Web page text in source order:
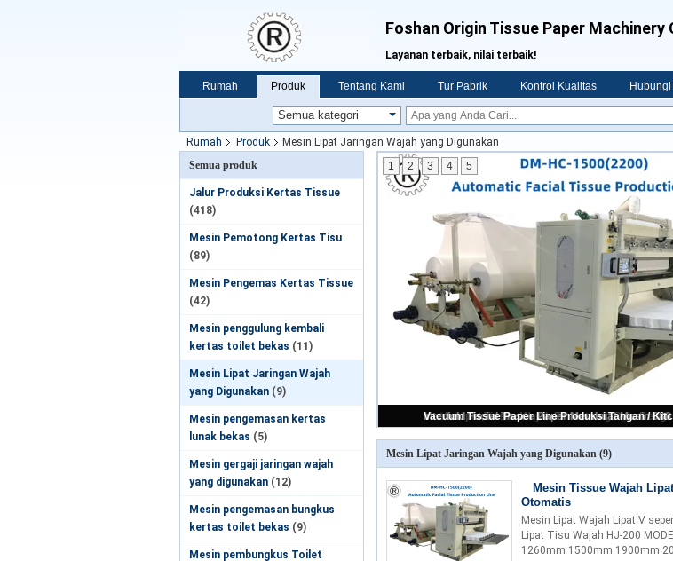
Foshan Origin Tissue Paper Machinery
Layanan terbaik, nilai terbaik!
Rumah Produk Tentang Kami Tur Pabrik Kontrol Kualitas
Rumah Produk
Mesin Lipat Jaringan Wajah yang Digunakan
Semua produk
Jalur Produksi Kertas Tissue
(418)
Mesin Pemotong Kertas Tisu
(89)
Mesin Pengemas Kertas Tissue
(42)
Mesin penggulung kembali
kertas toilet bekas (11)
Mesin Lipat Jaringan Wajah
yang Digunakan (9)
Mesin pengemasan kertas
lunak bekas (5)
Mesin gergaji jaringan wajah
yang digunakan (12)
Mesin pengemasan bungkus
kertas toilet bekas (9)
Mesin pembungkus Toilet
1 2 3 4 5
Mesin Lipat Jaringan Wajah yang Digunakan (9)
Mesin Tissue Wajah
Otomatis
Mesin Lipat Wajah Lipat V
Lipat Tisu Wajah HJ-200
1260mm 1500mm 1900mm